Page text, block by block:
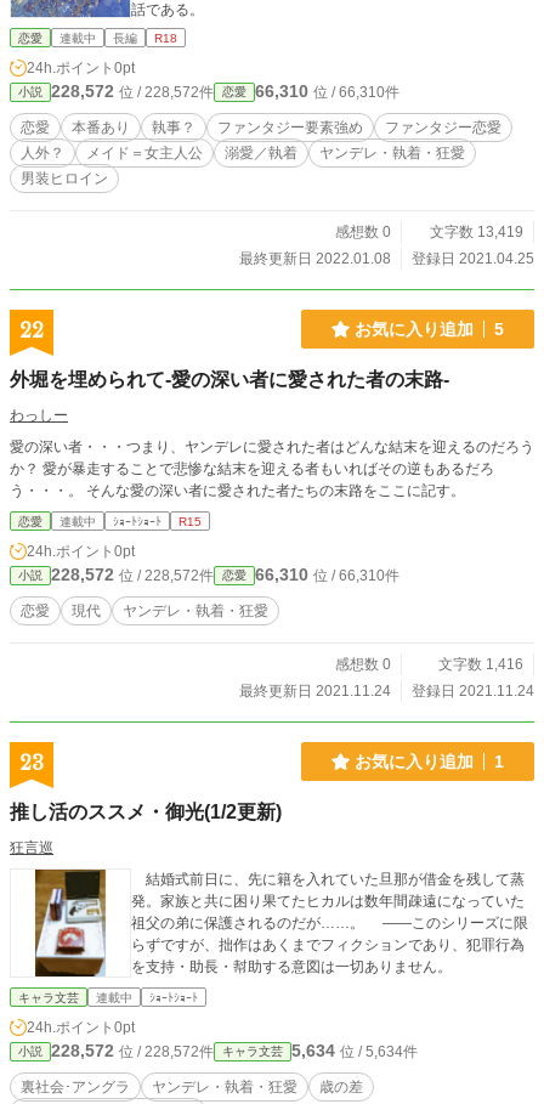
話である。
恋愛 連載中 長編 R18
24h.ポイント 0pt
小説 228,572 位 / 228,572件 恋愛 66,310 位 / 66,310件
恋愛 本番あり 執事？ ファンタジー要素強め
ファンタジー恋愛
人外？
メイド＝女主人公 溺愛／執着
ヤンデレ・執着・狂愛
男装ヒロイン
感想数 0
文字数 13,419
最終更新日 2022.01.08
登録日 2021.04.25
22 お気に入り追加 5
外堀を埋められて-愛の深い者に愛された者の末路-
わっしー
愛の深い者・・・つまり、ヤンデレに愛された者はどんな結末を迎えるのだろう
か？ 愛が暴走することで悲惨な結末を迎える者もいればその逆もあるだろ
う・・・。 そんな愛の深い者に愛された者たちの末路をここに記す。
恋愛 連載中 ｼｮｰﾄｼｮｰﾄ R15
24h.ポイント 0pt
小説 228,572 位 / 228,572件 恋愛 66,310 位 / 66,310件
恋愛 現代 ヤンデレ・執着・狂愛
感想数 0
文字数 1,416
最終更新日 2021.11.24
登録日 2021.11.24
23 お気に入り追加 1
推し活のススメ・御光(1/2更新)
狂言巡
結婚式前日に、先に籍を入れていた旦那が借金を残して蒸
発。家族と共に困り果てたヒカルは数年間疎遠になっていた
祖父の弟に保護されるのだが……。 ――このシリーズに限
らずですが、拙作はあくまでフィクションであり、犯罪行為
を支持・助長・幇助する意図は一切ありません。
キャラ文芸 連載中 ｼｮｰﾄｼｮｰﾄ
24h.ポイント 0pt
小説 228,572 位 / 228,572件 キャラ文芸 5,634 位 / 5,634件
裏社会･アングラ ヤンデレ・執着・狂愛 歳の差